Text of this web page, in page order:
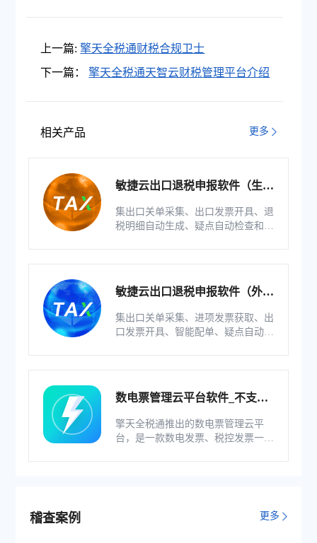
上一篇: 擎天全税通财税合规卫士
下一篇：
擎天全税通天智云财税管理平台介绍
相关产品 更多
敏捷云出口退税申报软件（生产
集出口关单采集、出口发票开具、退
税明细自动生成、疑点自动检查和调
敏捷云出口退税申报软件（外贸
集出口关单采集、进项发票获取、出
口发票开具、智能配单、疑点自动检
数电票管理云平台软件_不支持
擎天全税通推出的数电票管理云平
台，是一款数电发票、税控发票一体
稽查案例 更多